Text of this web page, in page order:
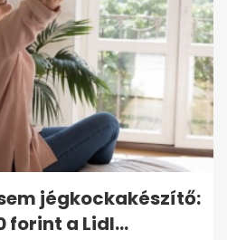
jégkockakészítő:
forint a Lidl...